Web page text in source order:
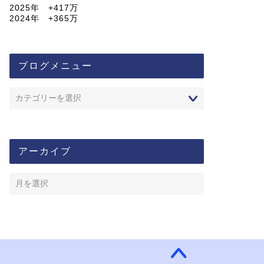
2025年 +417万
2024年 +365万
ブログメニュー
アーカイブ